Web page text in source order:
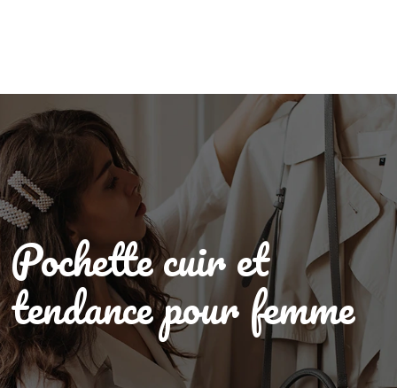
Pochette cuir et
tendance pour femme